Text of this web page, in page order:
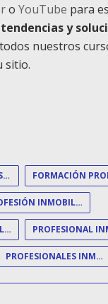
o YouTube para
y
nuestros
sitio.
FORMACIÓN PROFESIONAL
PROFESIÓN INMOBILIARIA
PROFESIÓN INMOBILIARIO
PROFESIONALES INMOBILIARIOS